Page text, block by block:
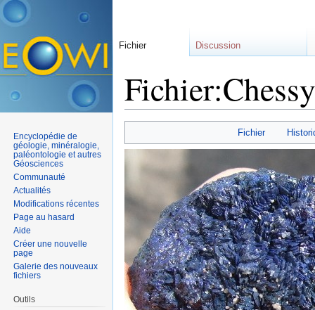
Fichier
Fichier Discussion
Encyclopédie de
géologie, minéralogie,
paléontologie et autres
Géosciences
Communauté
Actualités
Modifications récentes
Page au hasard
Aide
Créer une nouvelle
page
Galerie des nouveaux
fichiers
Outils